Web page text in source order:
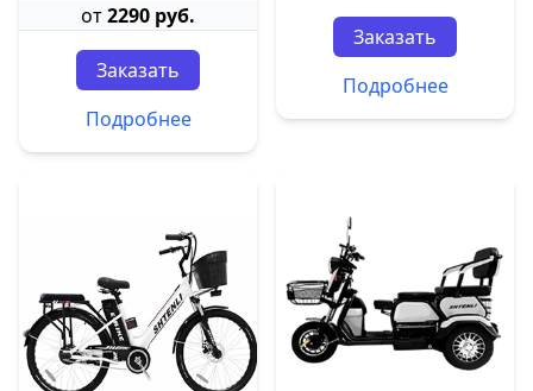
от2290 руб.
Заказать
Подробнее
Заказать
Подробнее